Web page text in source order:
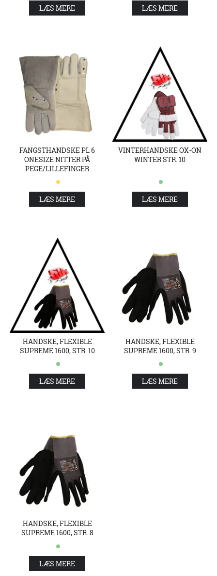
LÆS MERE LÆS MERE
FANGSTHANDSKE PL 6
ONESIZE NITTER PÅ
PEGE/LILLEFINGER
LÆS MERE
VINTERHANDSKE OX-ON
WINTER STR. 10
LÆS MERE
HANDSKE, FLEXIBLE
SUPREME 1600, STR. 10
LÆS MERE
HANDSKE, FLEXIBLE
SUPREME 1600, STR. 9
LÆS MERE
HANDSKE, FLEXIBLE
SUPREME 1600, STR. 8
LÆS MERE